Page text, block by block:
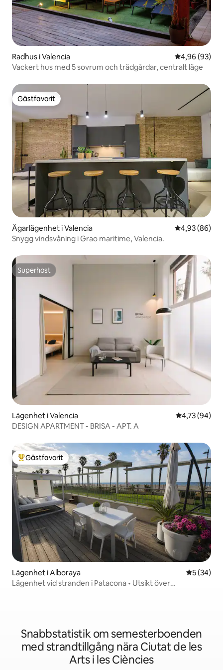
Radhus i Valencia 4,96 av 5 i
4,96 (93)
Vackert hus med 5 sovrum och trädgårdar, centralt läge
Gästfavorit
Gästfavorit
Ägarlägenhet i Valencia 4,93 av 5 i
4,93 (86)
Snygg vindsvåning i Grao maritime, Valencia.
Superhost
Superhost
Lägenhet i Valencia 4,73 av 5 i
4,73 (94)
DESIGN APARTMENT - BRISA - APT. A
Populär gästfavorit
Gästfavorit
Lägenhet i Alboraya 5 av 5 i
5 (34)
Lägenhet vid stranden i Patacona • Utsikt över
Snabbstatistik om semesterboenden
med strandtillgång nära Ciutat de les
Arts i les Ciències